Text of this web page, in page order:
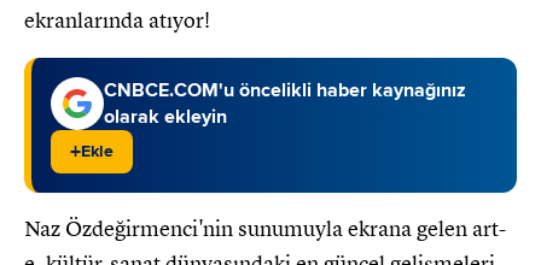
ekranlarında atıyor!
CNBCE.COM'u öncelikli haber kaynağınız
olarak ekleyin
+Ekle
Naz Özdeğirmenci'nin sunumuyla ekrana gelen art-